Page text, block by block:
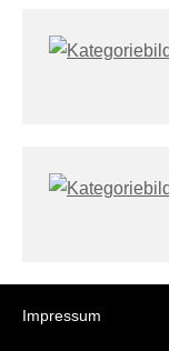
Impressum